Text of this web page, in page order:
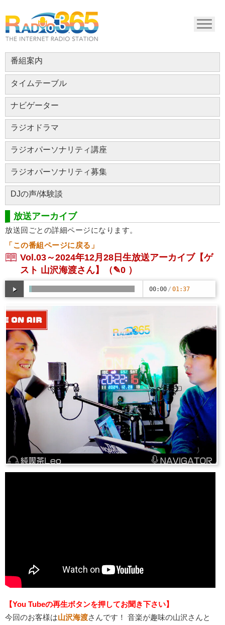
番組案内
タイムテーブル
ナビゲーター
ラジオドラマ
ラジオパーソナリティ講座
ラジオパーソナリティ募集
DJの声/体験談
放送アーカイブ
放送回ごとの詳細ページになります。
「この番組ページに戻る」
Vol.03～2024年12月28日生放送アーカイブ【ゲ
スト 山沢海渡さん】
（✎0 ）
00:00 / 01:37
【You Tubeの再生ボタンを押してお聞き下さい】
今回のお客様は山沢海渡さんです！ 音楽が趣味の山沢さんと